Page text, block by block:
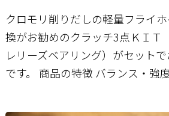
クロモリ削りだしの軽量フライ
換がお勧めのクラッチ3点ＫＩＴ
レリーズベアリング）がセット
です。 商品の特徴 バランス・強